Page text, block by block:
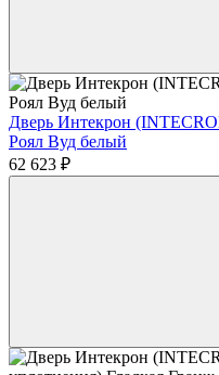
Дверь Интекрон
Роял Вуд белый
62 623 ₽